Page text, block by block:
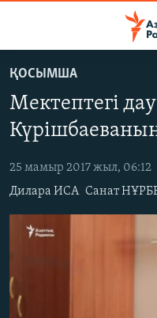
to
main
content
Skip
to
Navigation
ЖАҢАЛЫҚТАР
САЯСАТ
AZATTYQTV
ҚАҢТАР ОҚИҒАСЫ
АДАМ ҚҰҚЫҚТАРЫ
ӘЛЕУМЕТ
ҚОСЫМША
Мектептегі
25 мамыр 2017 жыл, 06:12
Дилара ИСА Санат
No media